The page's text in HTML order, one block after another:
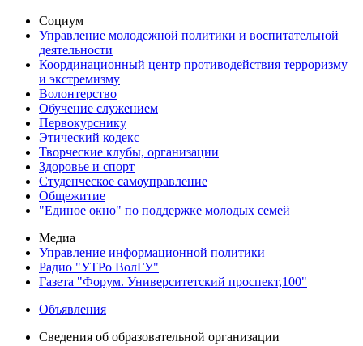
Социум
Управление молодежной политики и воспитательной
деятельности
Координационный центр противодействия терроризму
и экстремизму
Волонтерство
Обучение служением
Первокурснику
Этический кодекс
Творческие клубы, организации
Здоровье и спорт
Студенческое самоуправление
Общежитие
"Единое окно" по поддержке молодых семей
Медиа
Управление информационной политики
Радио "УТРо ВолГУ"
Газета "Форум. Университетский проспект,100"
Объявления
Сведения об образовательной организации